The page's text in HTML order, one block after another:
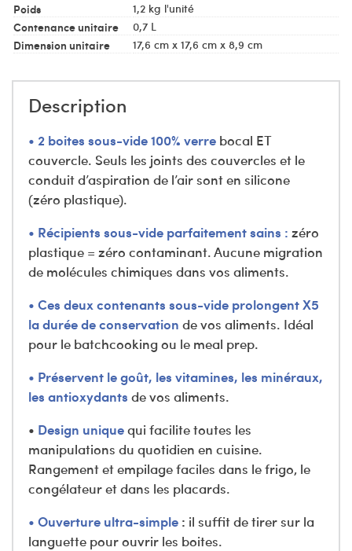
Poids 1,2 kg l'unité
Contenance unitaire 0,7 L
Dimension unitaire 17,6 cm x 17,6 cm x 8,9 cm
Description
• 2 boites sous-vide 100% verre bocal ET
couvercle. Seuls les joints des couvercles et le
conduit d’aspiration de l’air sont en silicone
(zéro plastique).
• Récipients sous-vide parfaitement sains : zéro
plastique = zéro contaminant. Aucune migration
de molécules chimiques dans vos aliments.
• Ces deux contenants sous-vide prolongent X5
la durée de conservation de vos aliments. Idéal
pour le batchcooking ou le meal prep.
• Préservent le goût, les vitamines, les minéraux,
les antioxydants de vos aliments.
• Design uniquequi facilite toutes les
manipulations du quotidien en cuisine.
Rangement et empilage faciles dans le frigo, le
congélateur et dans les placards.
• Ouverture ultra-simple : il suffit de tirer sur la
languette pour ouvrir les boites.